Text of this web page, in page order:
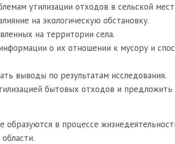
утилизации отходов в сельской
на экологическую обстановку.
на территории села.
о их отношении к мусору и
выводы по результатам исследования.
бытовых отходов и предложить
в процессе